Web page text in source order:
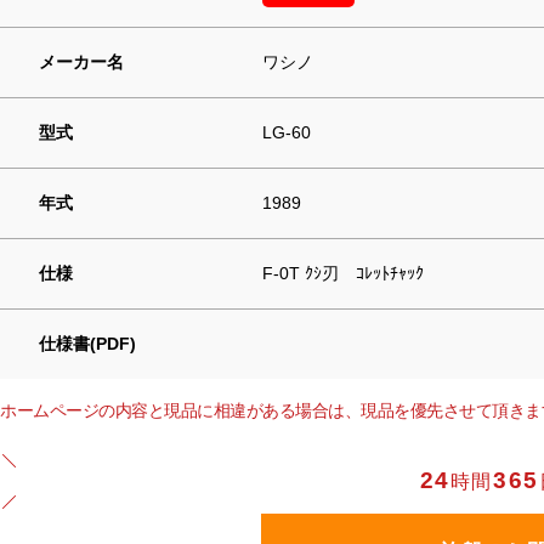
メーカー名 ワシノ
型式 LG-60
年式 1989
仕様 F-0T ｸｼ刃 ｺﾚｯﾄﾁｬｯｸ
仕様書(PDF)
ホームページの内容と現品に相違がある場合は、現品を優先させて頂きま
24時間365